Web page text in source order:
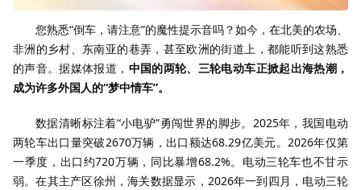
您熟悉“倒车，请注意”的魔性提示音吗？如今，在北美的农场、
非洲的乡村、东南亚的巷弄，甚至欧洲的街道上，都能听到这熟悉
的声音。据媒体报道， 中国的两轮、三轮电动车正掀起出海热潮，
成为许多外国人的“梦中情车”。
数据清晰标注着“小电驴”勇闯世界的脚步。2025年，我国电动
两轮车出口量突破2670万辆，出口额达68.29亿美元。2026年仅第
一季度，出口约720万辆，同比暴增68.2%。电动三轮车也不甘示
弱。在其主产区徐州，海关数据显示，2026年一到四月，电动三轮